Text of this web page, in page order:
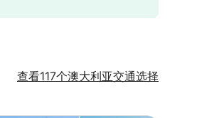
查看117个澳大利亚交通选择